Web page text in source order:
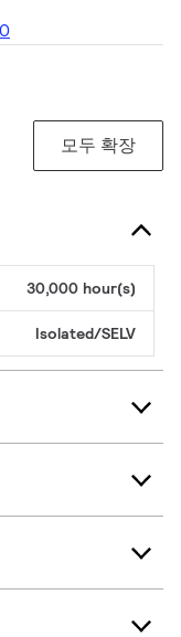
모두 확장
30,000 hour(s)
Isolated/SELV